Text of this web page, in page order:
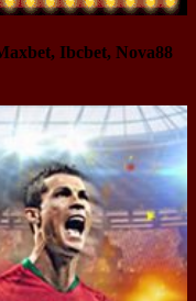
Ibcbet, Nova88